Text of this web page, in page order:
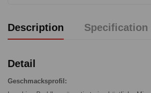
Description Specification
Detail
Geschmacksprofil: